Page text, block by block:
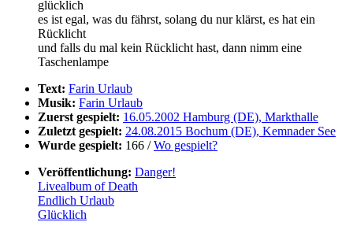
glücklich
es ist egal, was du fährst, solang du nur klärst, es hat ein
Rücklicht
und falls du mal kein Rücklicht hast, dann nimm eine
Taschenlampe
Text: Farin Urlaub
Musik: Farin Urlaub
Zuerst gespielt: 16.05.2002 Hamburg (DE), Markthalle
Zuletzt gespielt: 24.08.2015 Bochum (DE), Kemnader See
Wurde gespielt: 166 /Wo gespielt?
Veröffentlichung: Danger!
Livealbum of Death
Endlich Urlaub
Glücklich